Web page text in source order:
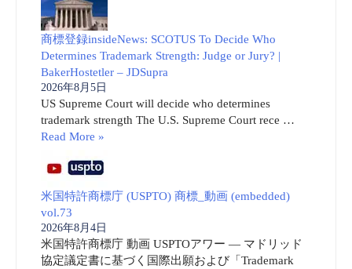
商標登録insideNews: SCOTUS To Decide Who
Determines Trademark Strength: Judge or Jury? |
BakerHostetler – JDSupra
2026年8月5日
US Supreme Court will decide who determines
trademark strength The U.S. Supreme Court rece …
Read More »
米国特許商標庁 (USPTO) 商標_動画 (embedded)
vol.73
2026年8月4日
米国特許商標庁 動画 USPTOアワー ― マドリッド
協定議定書に基づく国際出願および「Trademark